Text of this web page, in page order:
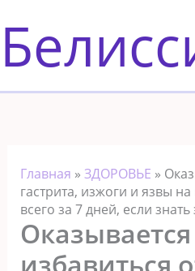
к
содержимому
Главная » ЗДОРОВЬЕ »
гастрита, изжоги и язвы
всего за 7 дней, если
Оказывается